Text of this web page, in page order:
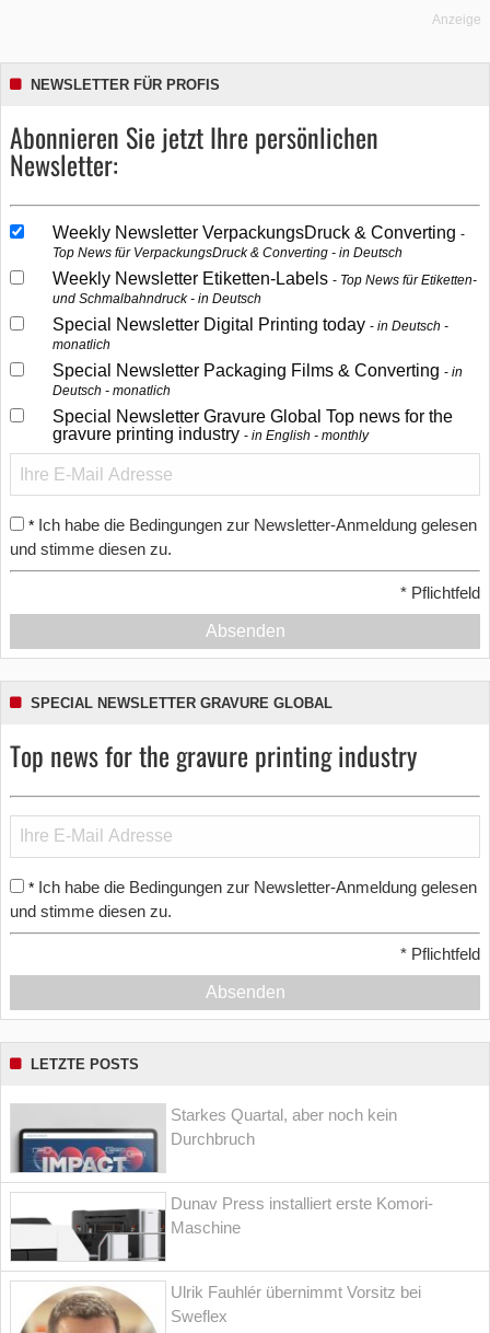
Anzeige
NEWSLETTER FÜR PROFIS
Abonnieren Sie jetzt Ihre persönlichen
Newsletter:
Weekly Newsletter VerpackungsDruck & Converting
Top News für VerpackungsDruck & Converting - in Deutsch
Weekly Newsletter Etiketten-Labels
Top News für Etiketten-
und Schmalbahndruck - in Deutsch
Special Newsletter Digital Printing today
in Deutsch -
monatlich
Special Newsletter Packaging Films & Converting
in
Deutsch - monatlich
Special Newsletter Gravure Global Top news for the
gravure printing industry
in English - monthly
* Ich habe die Bedingungen zur Newsletter-Anmeldung gelesen
und stimme diesen zu.
* Pflichtfeld
Absenden
SPECIAL NEWSLETTER GRAVURE GLOBAL
Top news for the gravure printing industry
* Ich habe die Bedingungen zur Newsletter-Anmeldung gelesen
und stimme diesen zu.
* Pflichtfeld
Absenden
LETZTE POSTS
Starkes Quartal, aber noch kein
Durchbruch
Dunav Press installiert erste Komori-
Maschine
Ulrik Fauhlér übernimmt Vorsitz bei
Sweflex